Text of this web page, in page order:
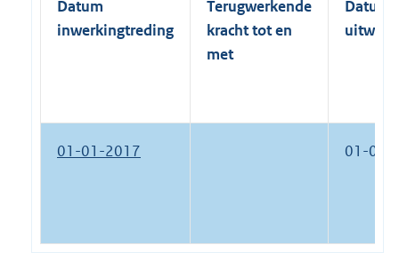
Datum
inwerkingtreding
Terugwerkende
kracht tot en
met
Datum
01-01-2017 01-09-